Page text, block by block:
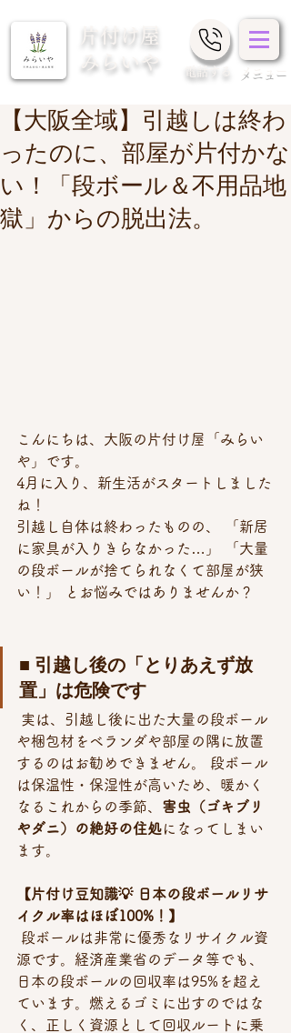
片付け屋
みらいや
​電話する メニュー
【大阪全域】引越しは終わ
ったのに、部屋が片付かな
い！「段ボール＆不用品地
獄」からの脱出法。
こんにちは、大阪の片付け屋「みらい
や」です。
4月に入り、新生活がスタートしました
ね！
引越し自体は終わったものの、 「新居
に家具が入りきらなかった…」 「大量
の段ボールが捨てられなくて部屋が狭
い！」 とお悩みではありませんか？
■ 引越し後の「とりあえず放
置」は危険です
や梱包材をベランダや部屋の隅に放置
するのはお勧めできません。 段ボール
は保温性・保湿性が高いため、暖かく
なるこれからの季節、 害虫（ゴキブリ
やダニ）の絶好の住処になってしまい
ます。
【片付け豆知識💡 日本の段ボールリサ
イクル率はほぼ100%！】
源です。経済産業省のデータ等でも、
日本の段ボールの回収率は95%を超え
ています。燃えるゴミに出すのではな
く、正しく資源として回収ルートに乗